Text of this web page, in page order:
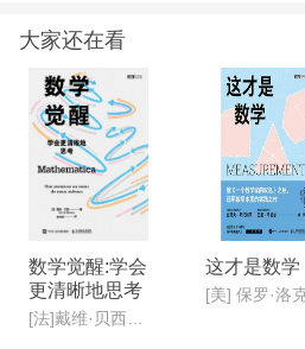
描绘了历史上众多伟大科学
学研究的曲折历程； 语言生动风趣，讲解通俗易
懂，仿佛置身赵峥教授的课堂； 彩插丰富，大本
背线装可平摊设计，优化阅读
【作者】
赵峥，北京师范大学物理系
7年毕业于中国科学技术大学
师范大学天文系获硕士学位
7年于布鲁塞尔自由大学获博
大家还在看
数学觉醒:学会
更清晰地思考
[法]戴维·贝西(David Bessis) 著
这才是数学